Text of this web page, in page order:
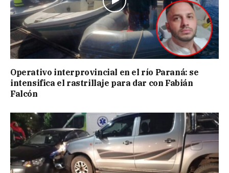
Operativo interprovincial en el río Paraná: se
intensifica el rastrillaje para dar con Fabián
Falcón